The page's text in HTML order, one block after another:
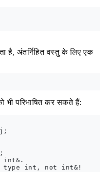
है, अंतर्निहित वस्तु के लिए एक
भी परिभाषित कर सकते हैं: